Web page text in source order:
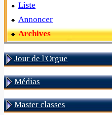
Liste
Annoncer
Archives
Jour de l'Orgue
Médias
Master classes